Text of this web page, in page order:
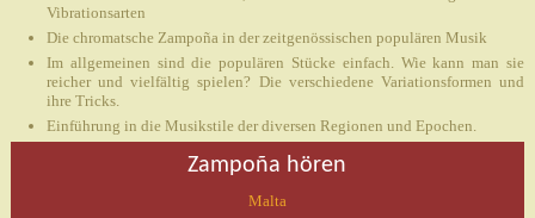
Vibrationsarten
Die chromatsche Zampoña in der zeitgenössischen populären Musik
Im allgemeinen sind die populären Stücke einfach. Wie kann man sie
reicher und vielfältig spielen? Die verschiedene Variationsformen und
ihre Tricks.
Einführung in die Musikstile der diversen Regionen und Epochen.
Zampoña hören
Malta